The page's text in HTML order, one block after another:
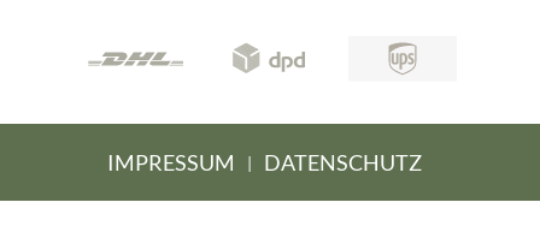
IMPRESSUM | DATENSCHUTZ